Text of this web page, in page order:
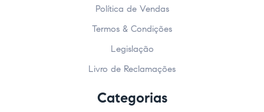
Política de Vendas
Termos & Condições
Legislação
Livro de Reclamações
Categorias